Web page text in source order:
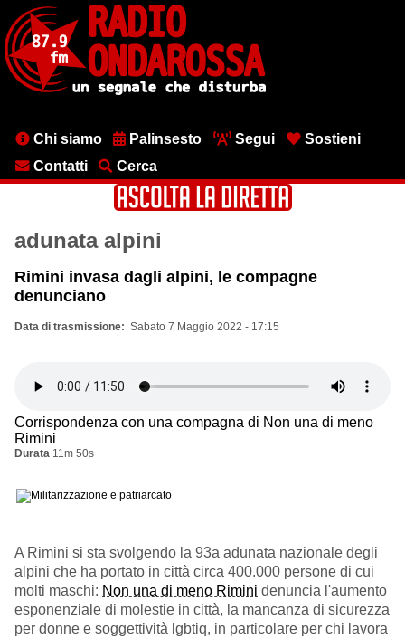
contenuto
principale
MenuChi siamo Palinsesto Segui
Sostieni
Contatti
Cerca
adunata alpini
Rimini invasa dagli alpini, le compagne
denunciano
Data di trasmissione Sabato 7 Maggio 2022 - 17:15
Corrispondenza con una compagna di Non una di meno
Rimini
Durata 11m 50s
A Rimini si sta svolgendo la 93a adunata nazionale degli
alpini che ha portato in città circa 400.000 persone di cui
molti maschi: Non una di meno Rimini denuncia l'aumento
esponenziale di molestie in città, la mancanza di sicurezza
per donne e soggettività lgbtiq, in particolare per chi lavora